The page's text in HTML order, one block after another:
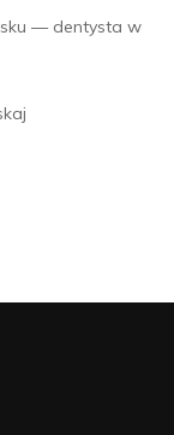
— dentysta w